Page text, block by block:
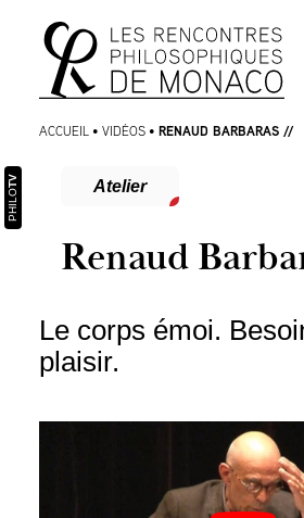
Aller
au
menu
Aller au
contenu
ACCUEIL • VIDÉOS • RENAUD BARBARAS //
Atelier
Renaud
Le corps émoi.
plaisir.
PHILO
TV